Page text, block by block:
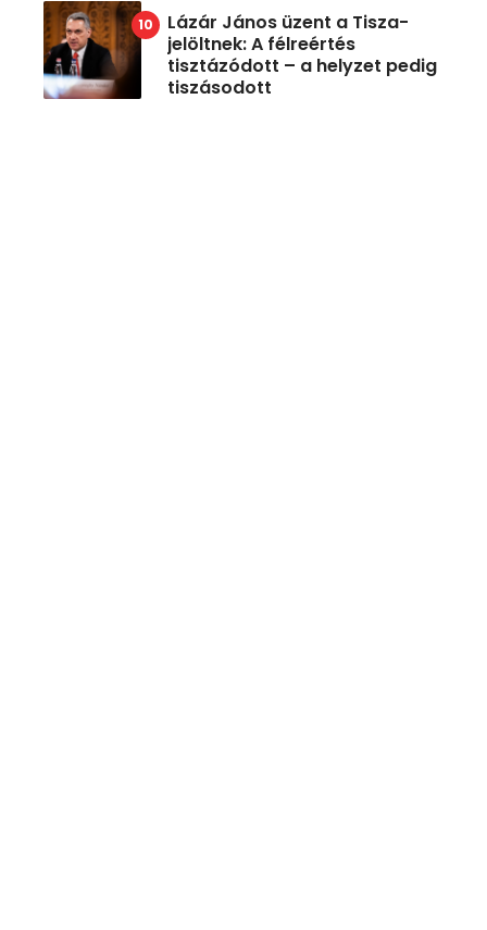
Lázár János üzent a Tisza-
jelöltnek: A félreértés
tisztázódott – a helyzet pedig
tiszásodott